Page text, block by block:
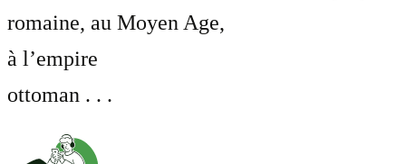
romaine, au Moyen Age,
à l’empire
ottoman . . .